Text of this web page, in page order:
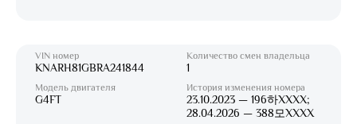
VIN номер
KNARH81GBRA241844
Модель двигателя
G4FT
Количество смен владельца
1
История изменения номера
23.10.2023 — 196하XXXX;
28.04.2026 — 388모XXXX